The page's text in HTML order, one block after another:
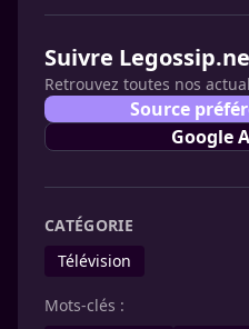
Suivre
Retrouvez toutes nos
Source
Google
CATÉGORIE
Télévision
Mots-clés :